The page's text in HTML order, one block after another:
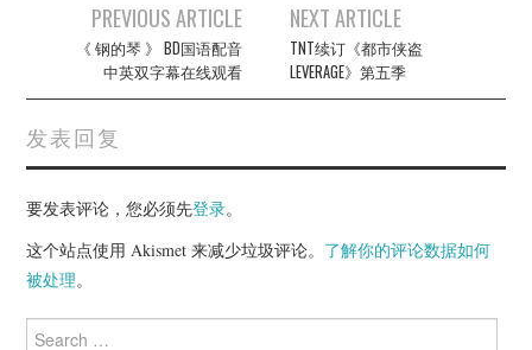
navigation
PREVIOUS ARTICLE
《 钢的琴 》 BD国语配音
中英双字幕在线观看
NEXT ARTICLE
TNT续订《都市侠盗
LEVERAGE》第五季
发表回复
要发表评论，您必须先登录。
这个站点使用 Akismet 来减少垃圾评论。 了解你的评论数据如何
被处理。
Search